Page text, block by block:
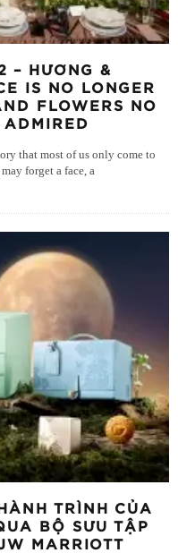
– HƯƠNG &
IS NO LONGER
FLOWERS NO
ADMIRED
that most of us only come to
forget a face, a
TRÌNH CỦA
BỘ SƯU TẬP
MARRIOTT